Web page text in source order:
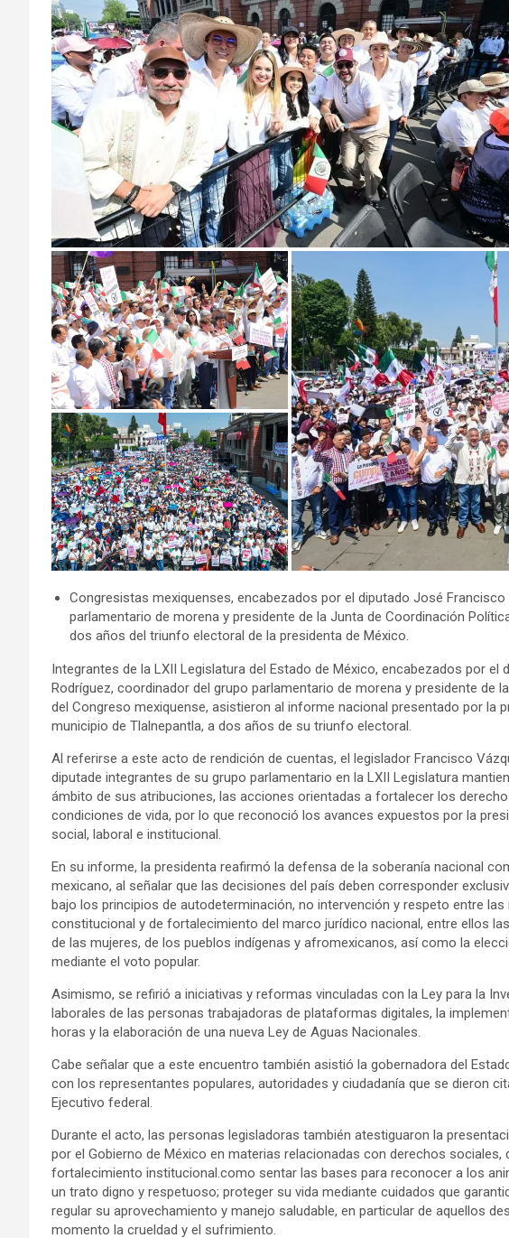
Congresistas mexiquenses, encabezados por el diputado José
parlamentario de morena y presidente de la Junta de Coordinación
dos años del triunfo electoral de la presidenta de México.
Integrantes de la LXII Legislatura del Estado de México, encabezados por
Rodríguez, coordinador del grupo parlamentario de morena y presidente de
del Congreso mexiquense, asistieron al informe nacional presentado por la
municipio de Tlalnepantla, a dos años de su triunfo electoral.
Al referirse a este acto de rendición de cuentas, el legislador Francisco
diputade integrantes de su grupo parlamentario en la LXII Legislatura
ámbito de sus atribuciones, las acciones orientadas a fortalecer los
condiciones de vida, por lo que reconoció los avances expuestos por la
social, laboral e institucional.
En su informe, la presidenta reafirmó la defensa de la soberanía nacional
mexicano, al señalar que las decisiones del país deben corresponder
bajo los principios de autodeterminación, no intervención y respeto entre
constitucional y de fortalecimiento del marco jurídico nacional, entre ellos
de las mujeres, de los pueblos indígenas y afromexicanos, así como la
mediante el voto popular.
Asimismo, se refirió a iniciativas y reformas vinculadas con la Ley para la
laborales de las personas trabajadoras de plataformas digitales, la
horas y la elaboración de una nueva Ley de Aguas Nacionales.
Cabe señalar que a este encuentro también asistió la gobernadora del
con los representantes populares, autoridades y ciudadanía que se dieron
Ejecutivo federal.
Durante el acto, las personas legisladoras también atestiguaron la
por el Gobierno de México en materias relacionadas con derechos
fortalecimiento institucional.como sentar las bases para reconocer a los
un trato digno y respetuoso; proteger su vida mediante cuidados que
regular su aprovechamiento y manejo saludable, en particular de aquellos
momento la crueldad y el sufrimiento.